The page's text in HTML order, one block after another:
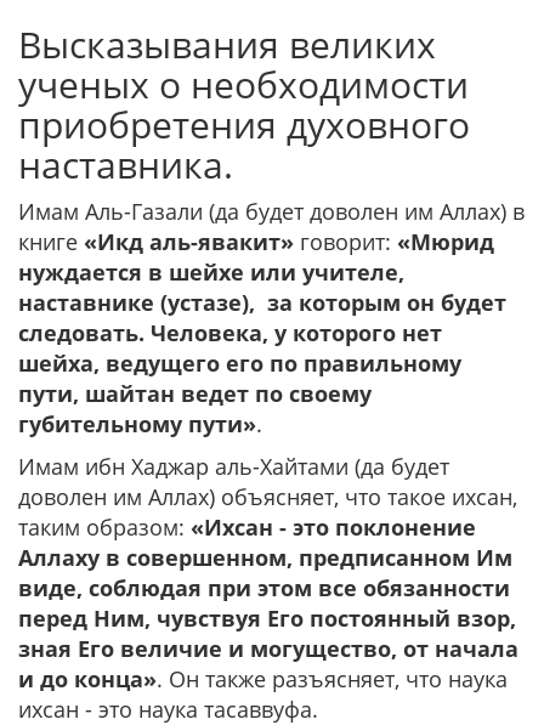
Высказывания великих
ученых о необходимости
приобретения духовного
наставника.
Имам Аль-Газали (да будет доволен им Аллах) в
книге «Икд аль-явакит» говорит: «Мюрид
нуждается в шейхе или учителе,
наставнике (устазе), за которым он будет
следовать. Человека, у которого нет
шейха, ведущего его по правильному
пути, шайтан ведет по своему
губительному пути».
Имам ибн Хаджар аль-Хайтами (да будет
доволен им Аллах) объясняет, что такое ихсан,
таким образом: «Ихсан - это поклонение
Аллаху в совершенном, предписанном Им
виде, соблюдая при этом все обязанности
перед Ним, чувствуя Его постоянный взор,
зная Его величие и могущество, от начала
и до конца». Он также разъясняет, что наука
ихсан - это наука тасаввуфа.